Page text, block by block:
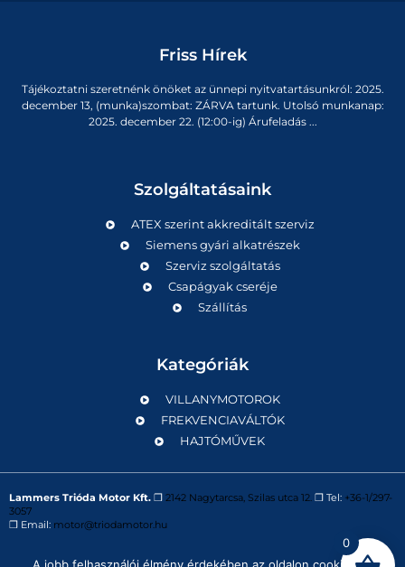
Friss Hírek
Tájékoztatni szeretnénk önöket az ünnepi nyitvatartásunkról: 2025.
december 13, (munka)szombat: ZÁRVA tartunk. Utolsó munkanap:
2025. december 22. (12:00-ig) Árufeladás ...
Szolgáltatásaink
ATEX szerint akkreditált szerviz
Siemens gyári alkatrészek
Szerviz szolgáltatás
Csapágyak cseréje
Szállítás
Kategóriák
VILLANYMOTOROK
FREKVENCIAVÁLTÓK
HAJTÓMŰVEK
Lammers Trióda Motor Kft. ❒ 2142 Nagytarcsa, Szilas utca 12. ❒ Tel: +36-1/297-
3057
❒ Email: motor@triodamotor.hu
0